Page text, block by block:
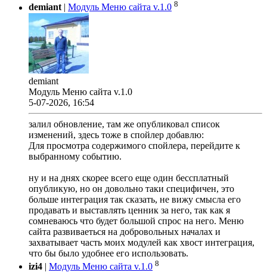
demiant| Модуль Меню сайта v.1.0 8
demiant
Модуль Меню сайта v.1.0
5-07-2026, 16:54
залил обновление, там же опубликовал список
изменений, здесь тоже в спойлер добавлю:
Для просмотра содержимого спойлера, перейдите к
выбранному событию.
ну и на днях скорее всего еще один бессплатный
опубликую, но он довольно таки специфичен, это
больше интеграция так сказать, не вижу смысла его
продавать и выставлять ценник за него, так как я
сомневаюсь что будет большой спрос на него. Меню
сайта развиваеться на добровольных началах и
захватывает часть моих модулей как хвост интеграция,
что бы было удобнее его использовать.
izi4 | Модуль Меню сайта v.1.0 8